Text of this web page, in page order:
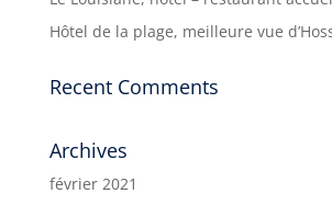
Hôtel de la plage, meilleure vue
Recent Comments
Archives
février 2021